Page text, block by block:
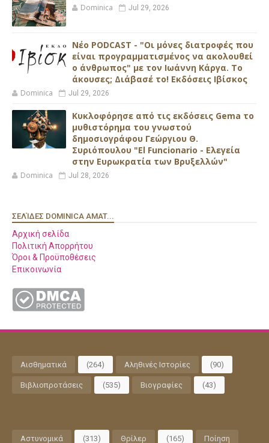
Dominica Jul 29, 2026
Νέο PODCAST - "Οι μόνες διατροφές που
είναι προγραμματισμένος να ακολουθεί
ο άνθρωπος" με τον Ιωάννη Κάργα. Το
άκουσες; Διάβασέ το! Εκδόσεις Ιβίσκος
Dominica Jul 29, 2026
Κυκλοφόρησε από τις εκδόσεις Gema το
μυθιστόρημα του γνωστού
δημοσιογράφου Γεώργιου Θ.
Συριόπουλου "El Funcionario - Ελεγεία
στην Ευρωκρατία των Βρυξελλών"
Dominica Jul 28, 2026
ΣΕΛΊΔΕΣ DOMINICA AMAT...
Αρχική σελίδα
Πολιτική Απορρήτου
Όροι & Προϋποθέσεις
Επικοινωνία
Αισθηματικά (264) Αληθινές Ιστορίες (90)
Βιβλιοπροτάσεις (535) Βιογραφίες (43)
Αστυνομικά (313) Θρίλερ (165) Ποίηση